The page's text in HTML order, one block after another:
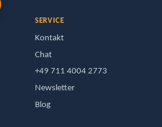
SERVICE
Kontakt
Chat
+49 711 4004 2773
Newsletter
Blog